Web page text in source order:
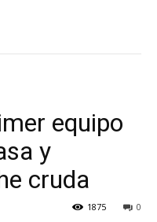
equipo
y
cruda
0
1875